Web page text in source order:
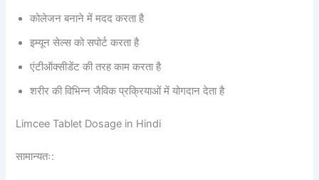
कोलेजन बनाने में मदद करता है
इम्यून सेल्स को सपोर्ट करता है
एंटीऑक्सीडेंट की तरह काम करता है
शरीर की विभिन्न जैविक प्रक्रियाओं में योगदान देता है
Limcee Tablet Dosage in Hindi
सामान्यतः: